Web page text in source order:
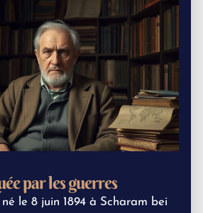
par les guerres
le 8 juin 1894 à Scharam bei